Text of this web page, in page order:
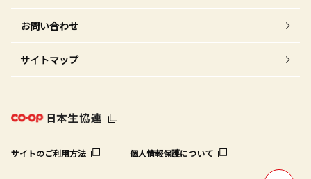
お問い合わせ
サイトマップ
サイトのご利用方法 個人情報保護について